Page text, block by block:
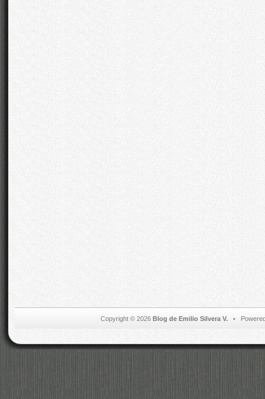
Copyright © 2026 Blog de Emilio Silvera V.•